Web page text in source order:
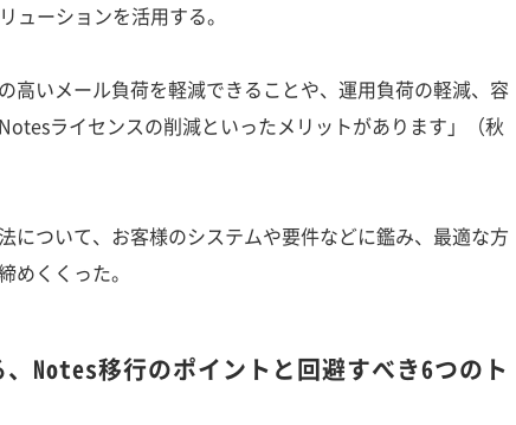
ューションを活用する。
高いメール負荷を軽減できることや、運用負荷の軽減、容
ライセンスの削減といったメリットがあります」（秋
について、お客様のシステムや要件などに鑑み、最適な方
めくくった。
Notes移行のポイントと回避すべき6つのト